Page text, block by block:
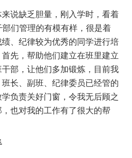
说缺乏胆量，刚入学时，看着
们管理的有模有样，很是着
、纪律较为优秀的同学进行培
先，帮助他们建立在班里建立
部，让他们多加锻炼，目前我
长、副班、纪律委员已经管的
负责关好门窗，令我无后顾之
也对我的工作有了很大的帮